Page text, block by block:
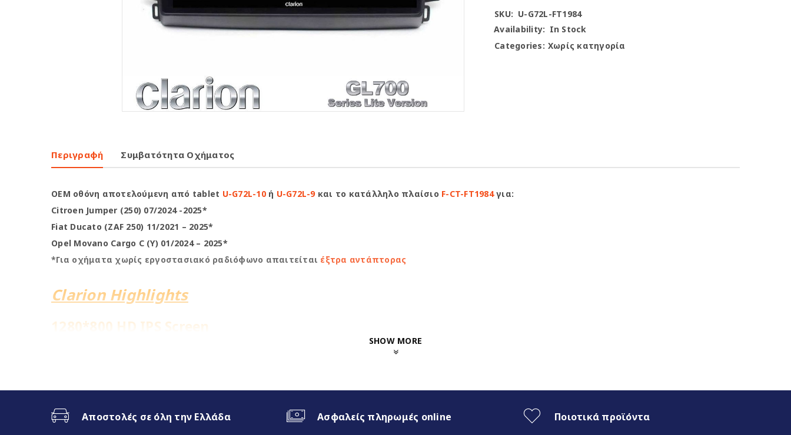
SKU: U-G72L-FT1984
Availability: In Stock
Categories: Χωρίς κατηγορία
Περιγραφή Συμβατότητα Οχήματος
OEM οθόνη αποτελούμενη από tablet U-G72L-10ή U-G72L-9και το κατάλληλο πλαίσιο F-CT-FT1984για:
Citroen Jumper (250) 07/2024 -2025*
Fiat Ducato (ZAF 250) 11/2021 – 2025*
Opel Movano Cargo C (Y) 01/2024 – 2025*
*Για οχήματα χωρίς εργοστασιακό ραδιόφωνο απαιτείται έξτρα αντάπτορας
Clarion Highlights
1280*800 HD IPS Screen
Ενσωματωμένη 4G Sim Slot
Fast Boot 1-2sec
SHOW MORE
Αποστολές σε όλη την Ελλάδα Ασφαλείς πληρωμές online Ποιοτικά προϊόντα